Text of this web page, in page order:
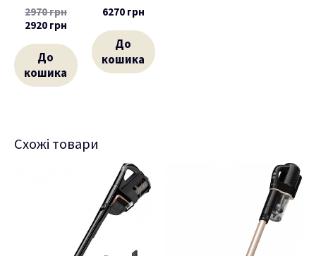
2970грн
2920 грн
До
кошика
6270 грн
До
кошика
Схожі товари